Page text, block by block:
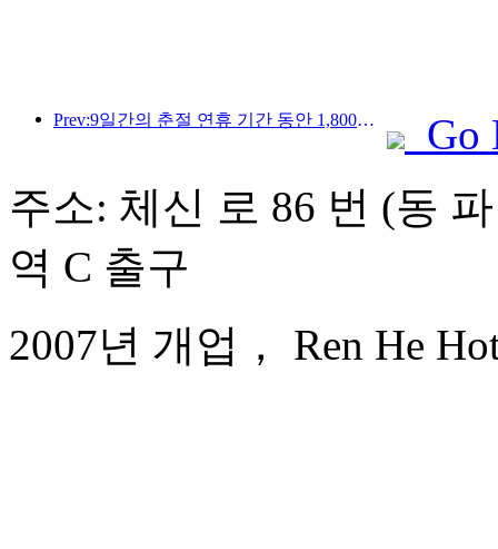
Prev:9일간의 춘절 연휴 기간 동안 1,800만 명 이상이 국내외를 왕래할 것으로 예상됩니다.
Go
주소: 체신 로 86 번 (동
역 C 출구
2007년 개업， Ren He